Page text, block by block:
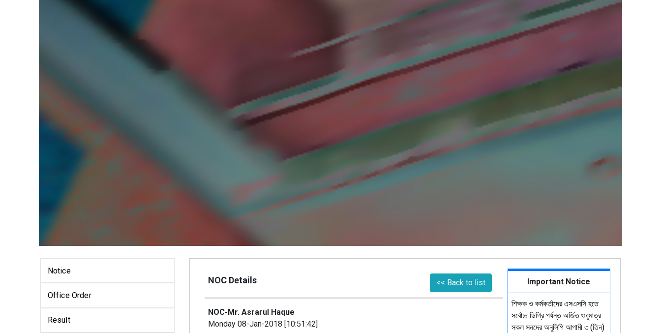
Notice
Office Order
Result
NOC Details << Back to list
NOC-Mr. Asrarul Haque
Monday 08-Jan-2018 [10:51:42]
Important Notice
শিক্ষক ও কর্মকর্তাদের এসএসসি হতে
সর্বোচ্চ ডিগ্রি পর্যন্ত অর্জিত শুধুমাত্র
সকল সনদের অনুলিপি আগামী ৩ (তিন)